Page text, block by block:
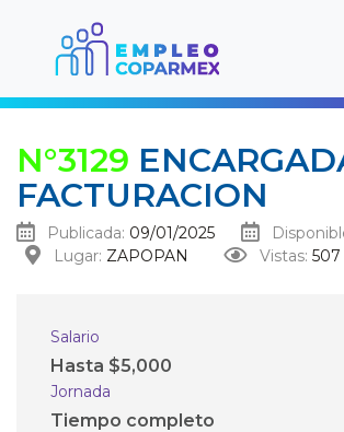
N°3129
FACTURACION
Publicada: 09/01/2025
Lugar: ZAPOPAN Vistas: 507
Salario
Hasta $5,000
Jornada
Tiempo completo